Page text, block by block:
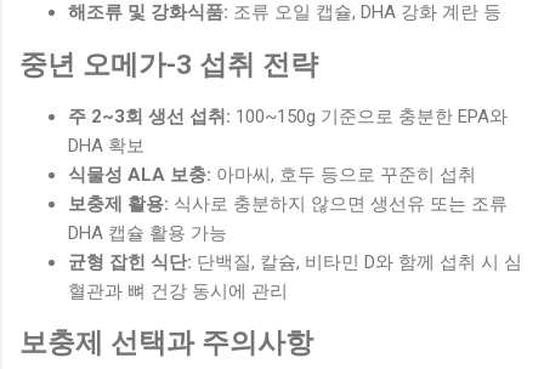
해조류 및 강화식품: 조류 오일 캡슐, DHA 강화 계란 등
중년 오메가-3 섭취 전략
주 2~3회 생선 섭취: 100~150g 기준으로 충분한 EPA와
DHA 확보
식물성 ALA 보충: 아마씨, 호두 등으로 꾸준히 섭취
보충제 활용: 식사로 충분하지 않으면 생선유 또는 조류
DHA 캡슐 활용 가능
균형 잡힌 식단: 단백질, 칼슘, 비타민 D와 함께 섭취 시 심
혈관과 뼈 건강 동시에 관리
보충제 선택과 주의사항